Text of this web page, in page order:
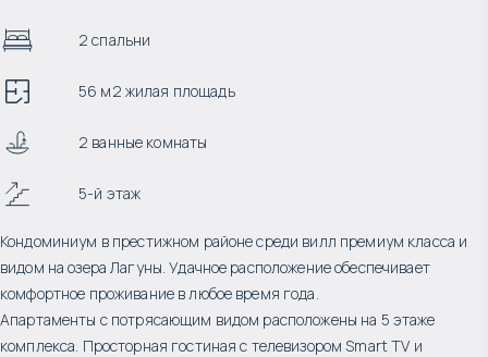
2 спальни
56 м2 жилая площадь
2 ванные комнаты
5-й этаж
Кондоминиум в престижном районе среди вилл премиум класса и
видом на озера Лагуны. Удачное расположение обеспечивает
комфортное проживание в любое время года.
Апартаменты с потрясающим видом расположены на 5 этаже
комплекса. Просторная гостиная с телевизором Smart TV и